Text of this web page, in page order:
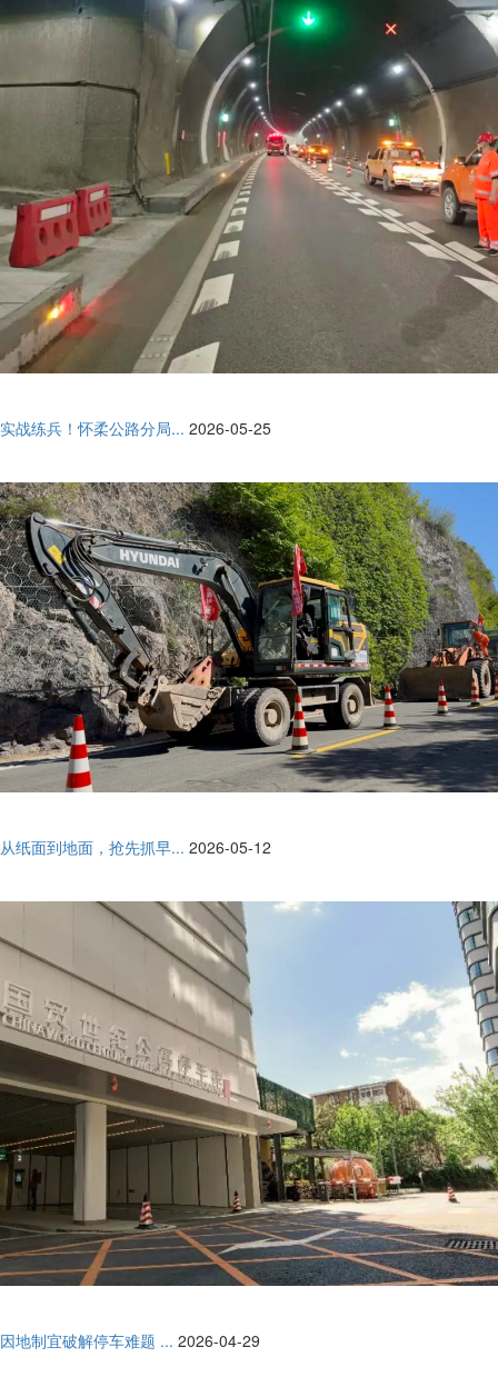
实战练兵！怀柔公路分局... 2026-05-25
从纸面到地面，抢先抓早... 2026-05-12
因地制宜破解停车难题 ... 2026-04-29